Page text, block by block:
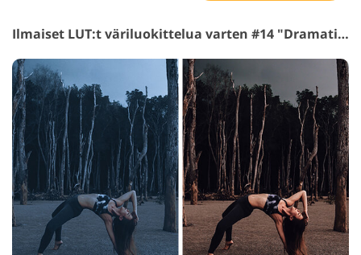
Ilmaiset LUT:t väriluokittelua varten #14 "Dramatic Light"